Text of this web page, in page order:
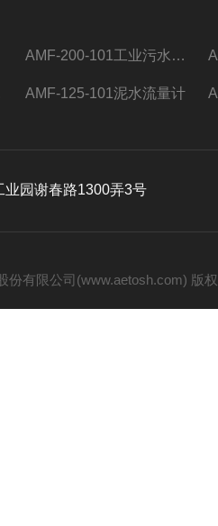
AMF-200-101工业污水流量计
AMF-125-101泥水流量计
业园谢春路1300弄3号
份有限公司(www.aetosh.com)